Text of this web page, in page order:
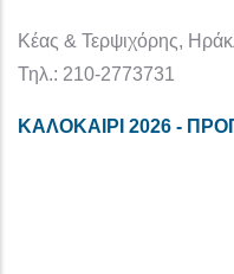
Κέας & Τερψιχόρης,
Τηλ.: 210-2773731
ΚΑΛΟΚΑΙΡΙ 2026 -